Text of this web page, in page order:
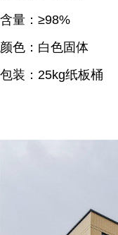
含量：≥98%
颜色：白色固体
包装：25kg纸板桶